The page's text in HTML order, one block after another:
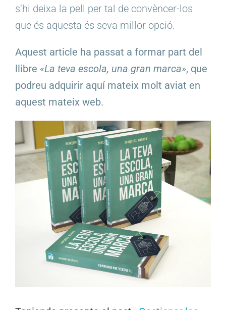
s’hi deixa la pell per tal de convèncer-los
que és aquesta és seva millor opció.
Aquest article ha passat a formar part del
llibre «La teva escola, una gran marca», que
podreu adquirir aquí mateix molt aviat en
aquest mateix web.